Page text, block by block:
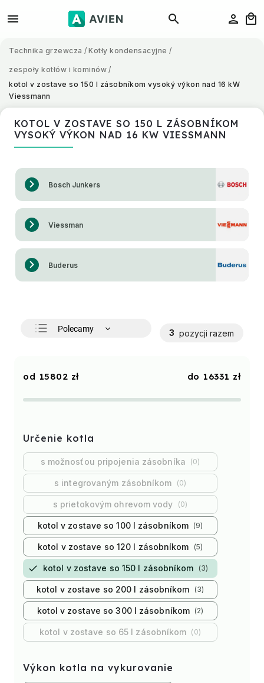
Technika grzewcza / Kotły kondensacyjne /
zespoły kotłów i kominów /
kotol v zostave so 150 l zásobníkom vysoký výkon nad 16 kW
Viessmann
KOTOL V ZOSTAVE SO 150 L ZÁSOBNÍKOM
VYSOKÝ VÝKON NAD 16 KW VIESSMANN
Bosch Junkers
Viessman
Buderus
Polecamy
Alfabetycznie
3 pozycji razem
15802 zł 16331 zł
Určenie kotla
s možnosťou pripojenia zásobníka 0
s integrovaným zásobníkom 0
s prietokovým ohrevom vody 0
kotol v zostave so 100 l zásobníkom 9
kotol v zostave so 120 l zásobníkom 5
kotol v zostave so 150 l zásobníkom 3
kotol v zostave so 200 l zásobníkom 3
kotol v zostave so 300 l zásobníkom 2
kotol v zostave so 65 l zásobníkom 0
Výkon kotla na vykurovanie